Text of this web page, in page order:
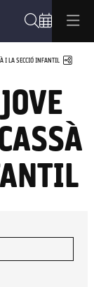
I LA SECCIÓ INFANTIL